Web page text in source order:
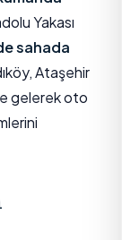
Yakası
sahada
Ataşehir
gelerek oto